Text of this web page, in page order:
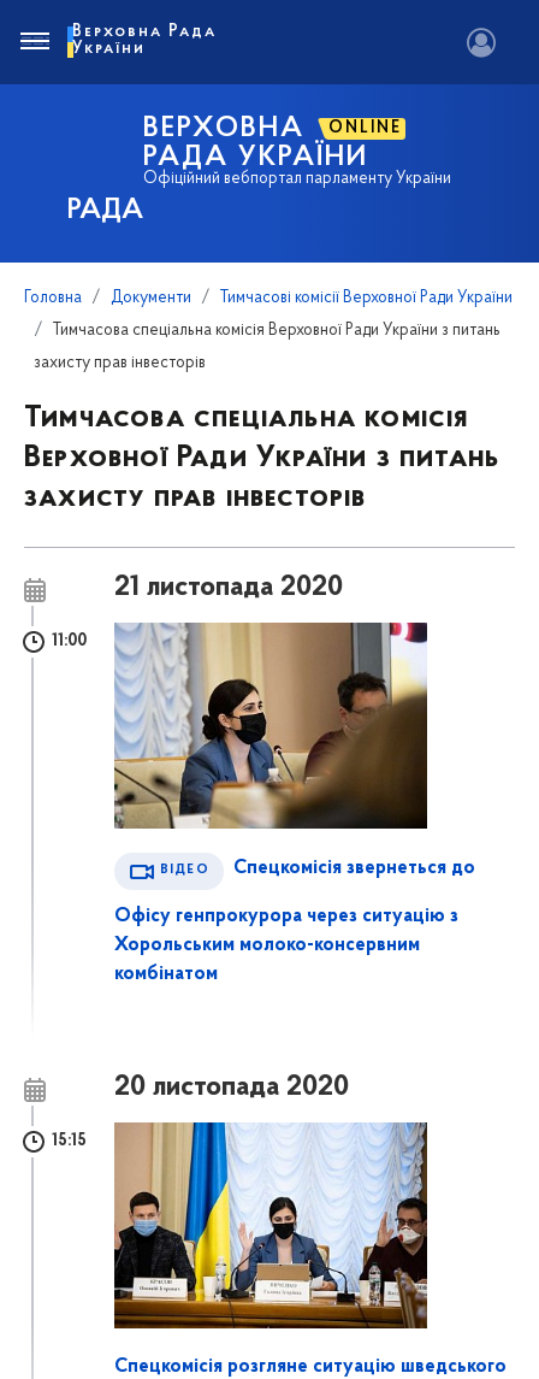
РАДА
ВЕРХОВНА ONLINE
РАДА УКРАЇНИ
Офіційний вебпортал парламенту України
Верховна Рада
України
Головна Документи
Тимчасові комісії Верховної Ради України
Тимчасова спеціальна комісія Верховної Ради України з питань
захисту прав інвесторів
Тимчасова спеціальна комісія
Верховної Ради України з питань
захисту прав інвесторів
21 листопада 2020
11:00
ВІДЕО Спецкомісія звернеться до
Офісу генпрокурора через ситуацію з
Хорольським молоко-консервним
комбінатом
20 листопада 2020
15:15
Спецкомісія розгляне ситуацію шведського